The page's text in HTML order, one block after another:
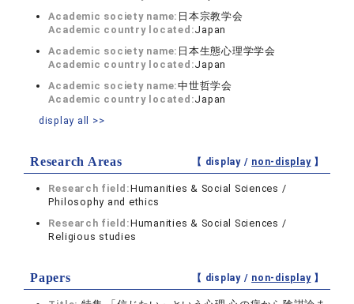
Academic society name: 日本宗教学会
Academic country located:Japan
Academic society name: 日本生態心理学学会
Academic country located:Japan
Academic society name:中世哲学会
Academic country located:Japan
display all >>
Research Areas 【 display / non-display】
Research field:Humanities & Social Sciences /
Philosophy and ethics
Research field:Humanities & Social Sciences /
Religious studies
Papers 【 display / non-display】